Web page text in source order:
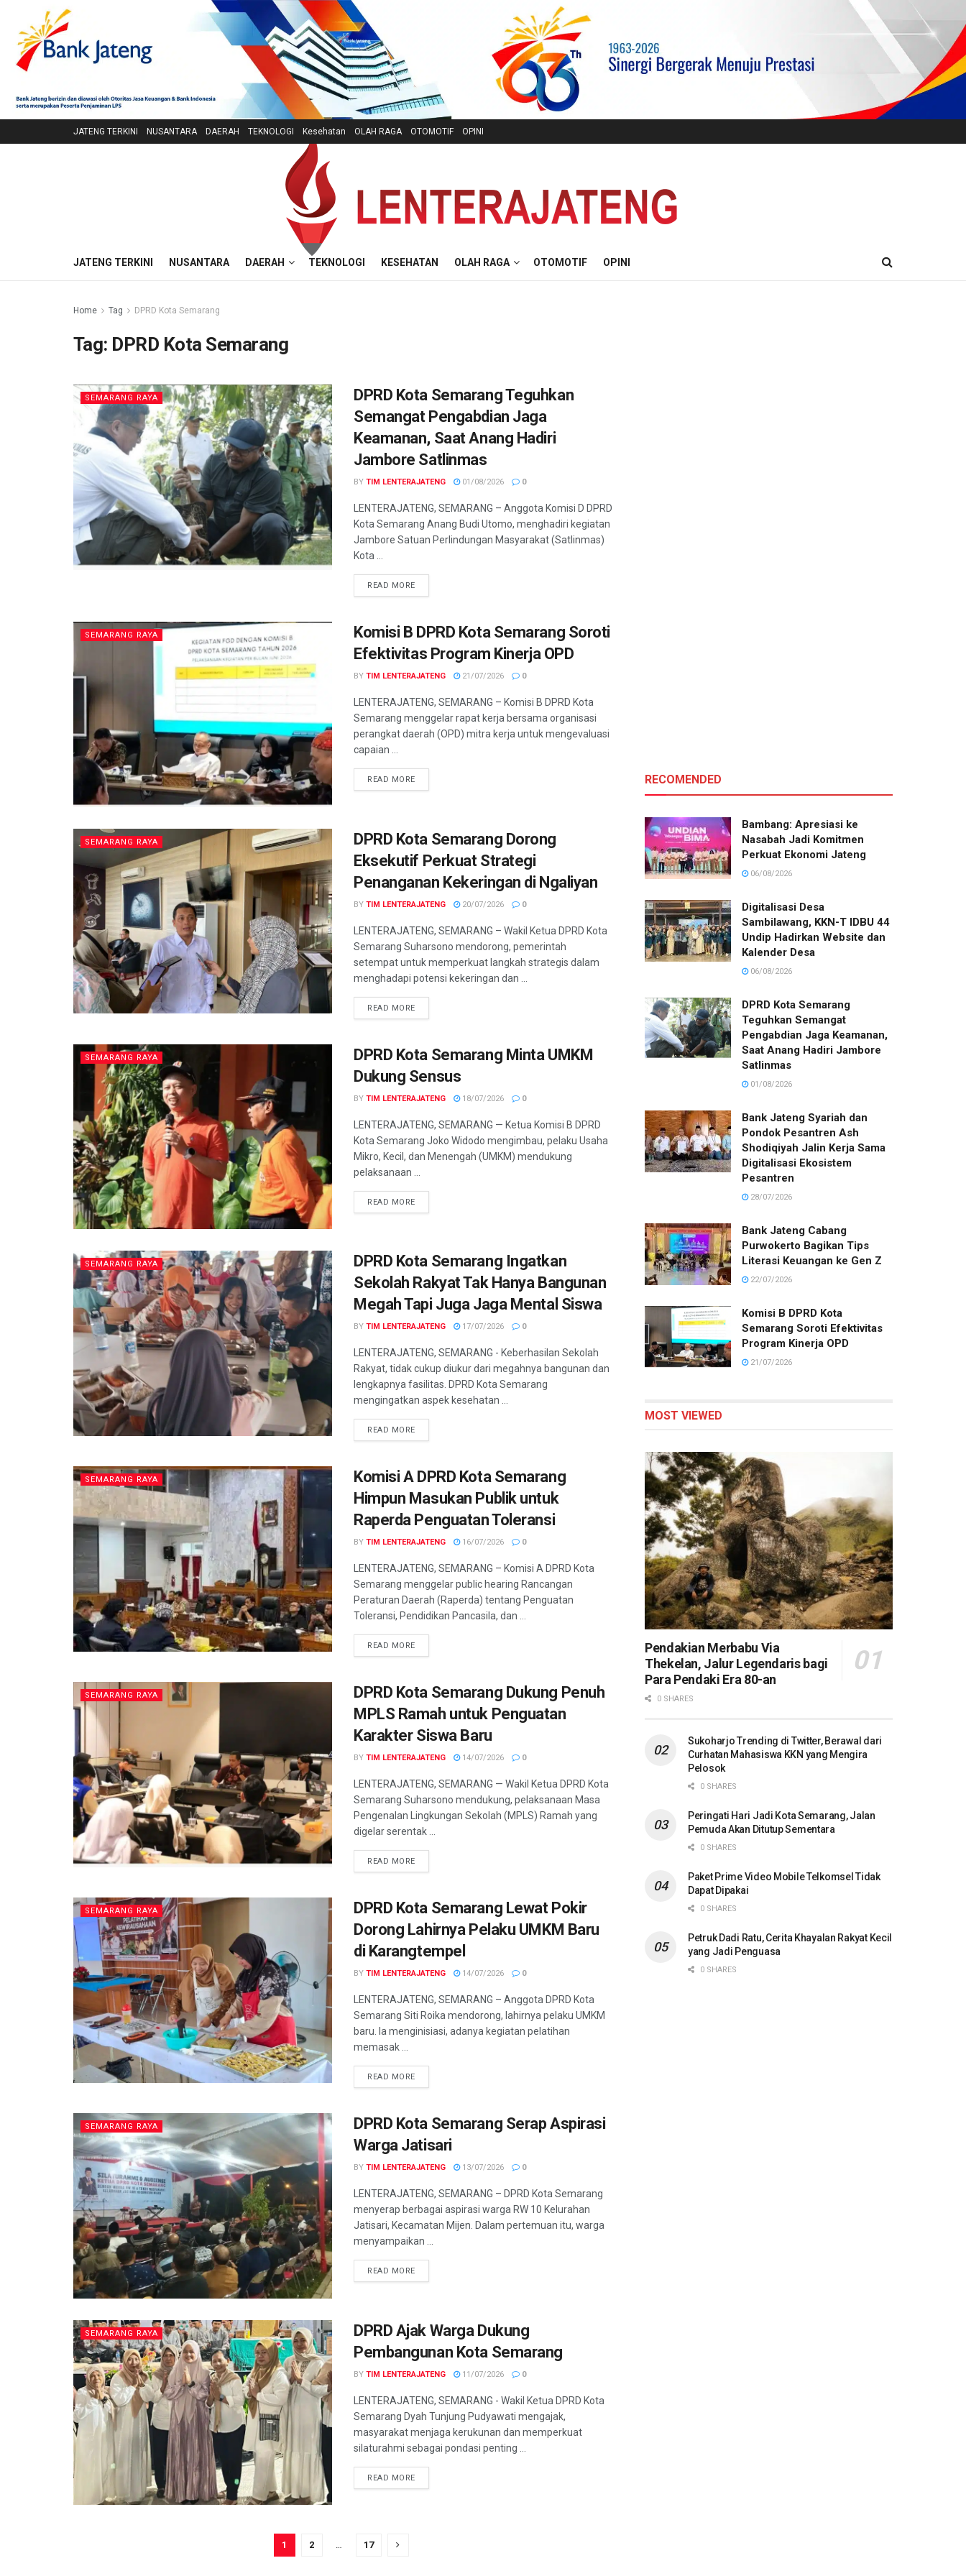
JATENG TERKINI NUSANTARA DAERAH TEKNOLOGI Kesehatan OLAH RAGA OTOMOTIF OPINI
JATENG TERKINI NUSANTARA DAERAH TEKNOLOGI KESEHATAN OLAH RAGA OTOMOTIF OPINI
Home Tag DPRD Kota Semarang
Tag: DPRD Kota Semarang
SEMARANG RAYA
DPRD Kota Semarang Teguhkan
Semangat Pengabdian Jaga
Keamanan, Saat Anang Hadiri
Jambore Satlinmas
BY TIM LENTERAJATENG 01/08/2026 0
LENTERAJATENG, SEMARANG – Anggota Komisi D DPRD
Kota Semarang Anang Budi Utomo, menghadiri kegiatan
Jambore Satuan Perlindungan Masyarakat (Satlinmas)
Kota ...
READ MOREDETAILS
SEMARANG RAYA
Komisi B DPRD Kota Semarang Soroti
Efektivitas Program Kinerja OPD
BY TIM LENTERAJATENG 21/07/2026 0
LENTERAJATENG, SEMARANG – Komisi B DPRD Kota
Semarang menggelar rapat kerja bersama organisasi
perangkat daerah (OPD) mitra kerja untuk mengevaluasi
capaian ...
READ MOREDETAILS
SEMARANG RAYA
DPRD Kota Semarang Dorong
Eksekutif Perkuat Strategi
Penanganan Kekeringan di Ngaliyan
BY TIM LENTERAJATENG 20/07/2026 0
LENTERAJATENG, SEMARANG – Wakil Ketua DPRD Kota
Semarang Suharsono mendorong, pemerintah
setempat untuk memperkuat langkah strategis dalam
menghadapi potensi kekeringan dan ...
READ MOREDETAILS
SEMARANG RAYA
DPRD Kota Semarang Minta UMKM
Dukung Sensus
BY TIM LENTERAJATENG 18/07/2026 0
LENTERAJATENG, SEMARANG — Ketua Komisi B DPRD
Kota Semarang Joko Widodo mengimbau, pelaku Usaha
Mikro, Kecil, dan Menengah (UMKM) mendukung
pelaksanaan ...
READ MOREDETAILS
SEMARANG RAYA
DPRD Kota Semarang Ingatkan
Sekolah Rakyat Tak Hanya Bangunan
Megah Tapi Juga Jaga Mental Siswa
BY TIM LENTERAJATENG 17/07/2026 0
LENTERAJATENG, SEMARANG - Keberhasilan Sekolah
Rakyat, tidak cukup diukur dari megahnya bangunan dan
lengkapnya fasilitas. DPRD Kota Semarang
mengingatkan aspek kesehatan ...
READ MOREDETAILS
SEMARANG RAYA
Komisi A DPRD Kota Semarang
Himpun Masukan Publik untuk
Raperda Penguatan Toleransi
BY TIM LENTERAJATENG 16/07/2026 0
LENTERAJATENG, SEMARANG – Komisi A DPRD Kota
Semarang menggelar public hearing Rancangan
Peraturan Daerah (Raperda) tentang Penguatan
Toleransi, Pendidikan Pancasila, dan ...
READ MOREDETAILS
SEMARANG RAYA
DPRD Kota Semarang Dukung Penuh
MPLS Ramah untuk Penguatan
Karakter Siswa Baru
BY TIM LENTERAJATENG 14/07/2026 0
LENTERAJATENG, SEMARANG — Wakil Ketua DPRD Kota
Semarang Suharsono mendukung, pelaksanaan Masa
Pengenalan Lingkungan Sekolah (MPLS) Ramah yang
digelar serentak ...
READ MOREDETAILS
SEMARANG RAYA
DPRD Kota Semarang Lewat Pokir
Dorong Lahirnya Pelaku UMKM Baru
di Karangtempel
BY TIM LENTERAJATENG 14/07/2026 0
LENTERAJATENG, SEMARANG – Anggota DPRD Kota
Semarang Siti Roika mendorong, lahirnya pelaku UMKM
baru. Ia menginisiasi, adanya kegiatan pelatihan
memasak ...
READ MOREDETAILS
SEMARANG RAYA
DPRD Kota Semarang Serap Aspirasi
Warga Jatisari
BY TIM LENTERAJATENG 13/07/2026 0
LENTERAJATENG, SEMARANG – DPRD Kota Semarang
menyerap berbagai aspirasi warga RW 10 Kelurahan
Jatisari, Kecamatan Mijen. Dalam pertemuan itu, warga
menyampaikan ...
READ MOREDETAILS
SEMARANG RAYA
DPRD Ajak Warga Dukung
Pembangunan Kota Semarang
BY TIM LENTERAJATENG 11/07/2026 0
LENTERAJATENG, SEMARANG - Wakil Ketua DPRD Kota
Semarang Dyah Tunjung Pudyawati mengajak,
masyarakat menjaga kerukunan dan memperkuat
silaturahmi sebagai pondasi penting ...
READ MOREDETAILS
1 2 17
RECOMENDED
Bambang: Apresiasi ke
Nasabah Jadi Komitmen
Perkuat Ekonomi Jateng
06/08/2026
Digitalisasi Desa
Sambilawang, KKN-T IDBU 44
Undip Hadirkan Website dan
Kalender Desa
06/08/2026
DPRD Kota Semarang
Teguhkan Semangat
Pengabdian Jaga Keamanan,
Saat Anang Hadiri Jambore
Satlinmas
01/08/2026
Bank Jateng Syariah dan
Pondok Pesantren Ash
Shodiqiyah Jalin Kerja Sama
Digitalisasi Ekosistem
Pesantren
28/07/2026
Bank Jateng Cabang
Purwokerto Bagikan Tips
Literasi Keuangan ke Gen Z
22/07/2026
Komisi B DPRD Kota
Semarang Soroti Efektivitas
Program Kinerja OPD
21/07/2026
MOST VIEWED
Pendakian Merbabu Via
Thekelan, Jalur Legendaris bagi
Para Pendaki Era 80-an
0 SHARES
Sukoharjo Trending di Twitter, Berawal dari
Curhatan Mahasiswa KKN yang Mengira
Pelosok
0 SHARES
Peringati Hari Jadi Kota Semarang, Jalan
Pemuda Akan Ditutup Sementara
0 SHARES
Paket Prime Video Mobile Telkomsel Tidak
Dapat Dipakai
0 SHARES
Petruk Dadi Ratu, Cerita Khayalan Rakyat Kecil
yang Jadi Penguasa
0 SHARES